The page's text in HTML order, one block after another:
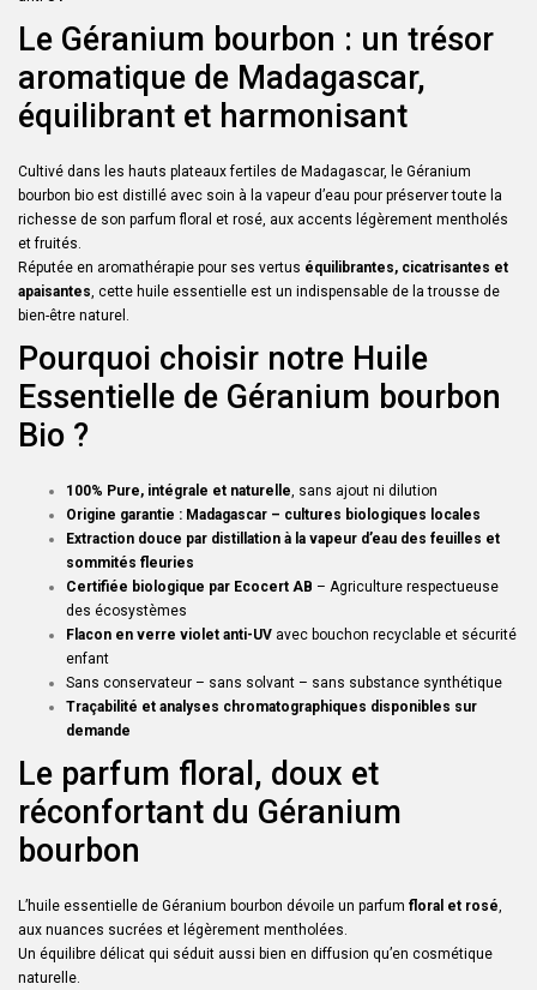
Le Géranium bourbon : un trésor
aromatique de Madagascar,
équilibrant et harmonisant
Cultivé dans les hauts plateaux fertiles de Madagascar, le Géranium
bourbon bio est distillé avec soin à la vapeur d’eau pour préserver toute la
richesse de son parfum floral et rosé, aux accents légèrement mentholés
et fruités.
Réputée en aromathérapie pour ses vertus équilibrantes, cicatrisantes et
apaisantes, cette huile essentielle est un indispensable de la trousse de
bien-être naturel.
Pourquoi choisir notre Huile
Essentielle de Géranium bourbon
Bio ?
100% Pure, intégrale et naturelle, sans ajout ni dilution
Origine garantie : Madagascar – cultures biologiques locales
Extraction douce par distillation à la vapeur d’eau des feuilles et
sommités fleuries
Certifiée biologique par Ecocert AB – Agriculture respectueuse
des écosystèmes
Flacon en verre violet anti-UV avec bouchon recyclable et sécurité
enfant
Sans conservateur – sans solvant – sans substance synthétique
Traçabilité et analyses chromatographiques disponibles sur
demande
Le parfum floral, doux et
réconfortant du Géranium
bourbon
L’huile essentielle de Géranium bourbon dévoile un parfum floral et rosé,
aux nuances sucrées et légèrement mentholées.
Un équilibre délicat qui séduit aussi bien en diffusion qu’en cosmétique
naturelle.